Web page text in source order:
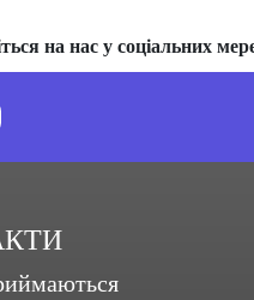
на нас у соціальних